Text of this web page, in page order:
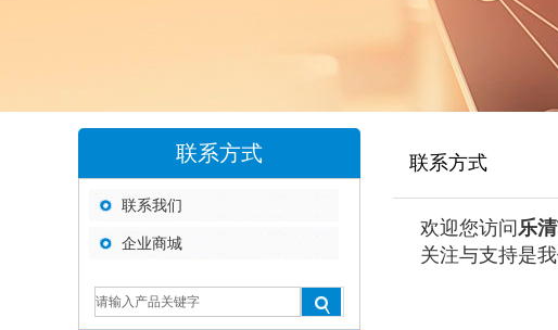
联系方式
联系我们
企业商城
联系方式
欢迎您访问乐
关注与支持是